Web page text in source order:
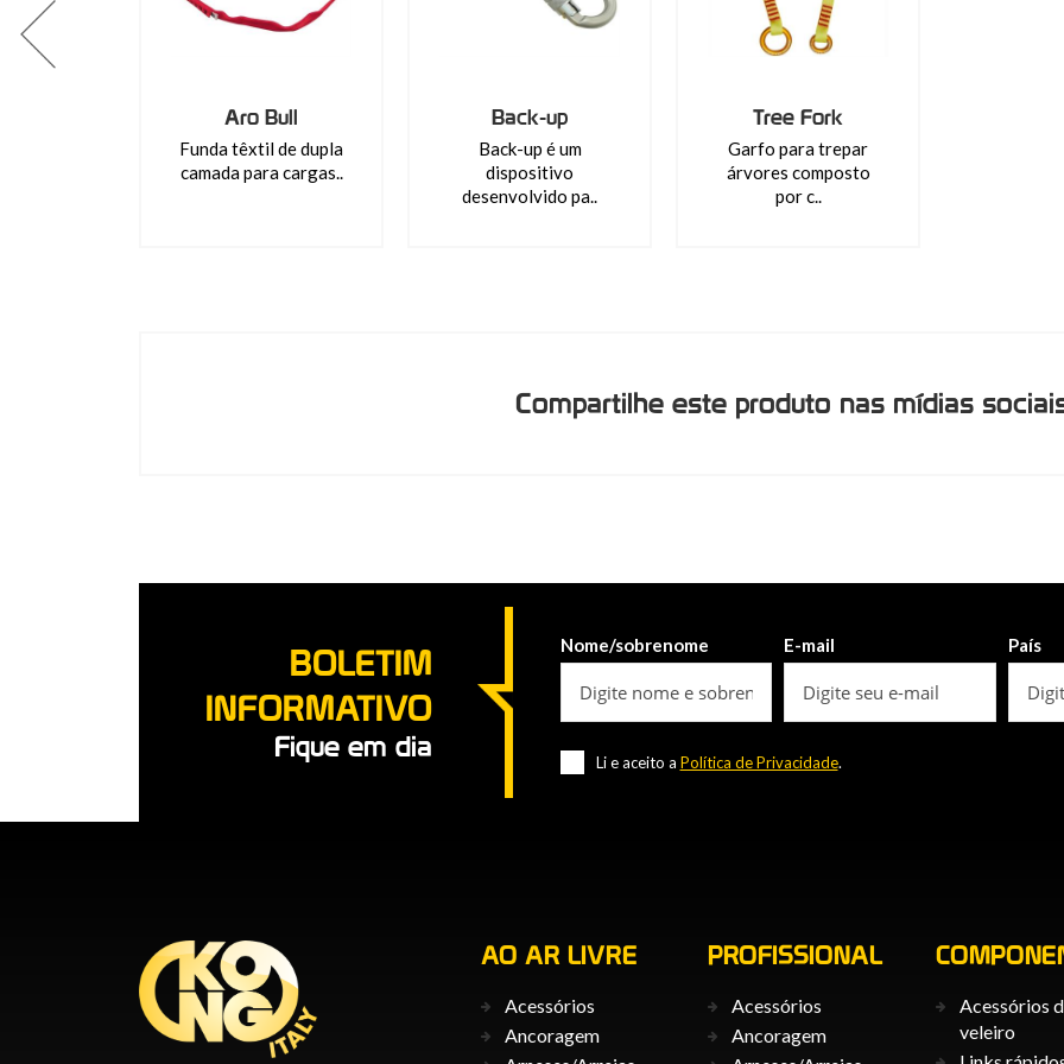
Aro Bull
Funda têxtil de dupla
camada para cargas..
Back-up
Back-up é um
dispositivo
desenvolvido pa..
Tree Fork
Garfo para trepar
árvores composto
por c..
Compartilhe este produto nas mídias
BOLETIM
INFORMATIVO
Fique em dia
Nome/sobrenome E-mail País
Li e aceito a Política de Privacidade.
AO AR LIVRE
Acessórios
Ancoragem
PROFISSIONAL
Acessórios
Ancoragem
Acessórios
veleiro